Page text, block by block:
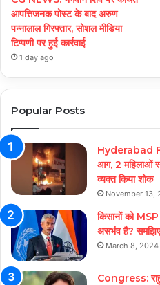
आपत्तिजनक पोस्ट के बाद अरुण
पन्नालाल गिरफ्तार, सोशल मीडिया
टिप्पणी पर हुई कार्रवाई
1 day ago
Popular Posts
Hyderabad
आग, 2 महिलाओं
व्यक्त किया शोक
November 13,
किसानों को MSP
असभंव है?
March 8, 2024
Congress: